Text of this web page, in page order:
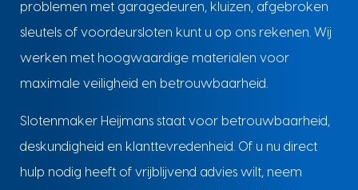
problemen met garagedeuren, kluizen, afgebroken
sleutels of voordeursloten kunt u op ons rekenen. Wij
werken met hoogwaardige materialen voor
maximale veiligheid en betrouwbaarheid.
Slotenmaker Heijmans staat voor betrouwbaarheid,
deskundigheid en klanttevredenheid. Of u nu direct
hulp nodig heeft of vrijblijvend advies wilt, neem